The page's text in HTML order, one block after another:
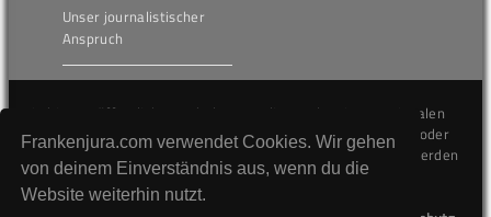
Frankenjura.com verwendet Cookies. Wir gehen
von deinem Einverständnis aus, wenn du die
Website weiterhin nutzt.
Unser journalistischer
Anspruch
Die hier veröffentlichten Inhalte unterliegen dem internationalen
Urheberrecht (Copyright) und dürfen nicht kopiert, verändert oder
unverändert wiederveröffentlicht werden. Gegen Verstöße werden
wir auf juristischem Wege vorgehen.